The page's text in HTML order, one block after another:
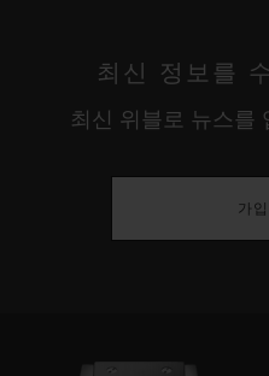
최신 정보를
최신 위블로 뉴스를
가